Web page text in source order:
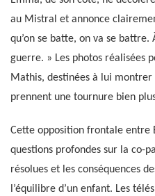
au Mistral et annonce
qu’on se batte, on va se
guerre. » Les photos réalisées
Mathis, destinées à lui
prennent une tournure bien
Cette opposition frontale entre
questions profondes sur la co-
résolues et les conséquences
l’équilibre d’un enfant. Les